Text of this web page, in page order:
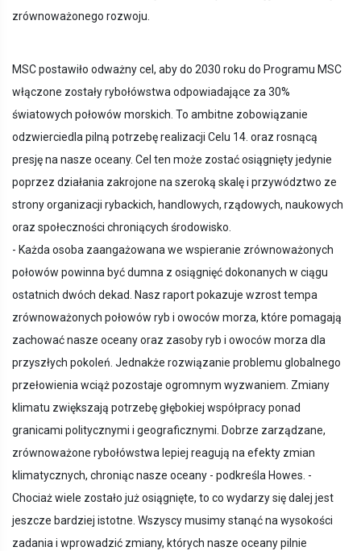
zrównoważonego rozwoju.
MSC postawiło odważny cel, aby do 2030 roku do Programu MSC
włączone zostały rybołówstwa odpowiadające za 30%
światowych połowów morskich. To ambitne zobowiązanie
odzwierciedla pilną potrzebę realizacji Celu 14. oraz rosnącą
presję na nasze oceany. Cel ten może zostać osiągnięty jedynie
poprzez działania zakrojone na szeroką skalę i przywództwo ze
strony organizacji rybackich, handlowych, rządowych, naukowych
oraz społeczności chroniących środowisko.
- Każda osoba zaangażowana we wspieranie zrównoważonych
połowów powinna być dumna z osiągnięć dokonanych w ciągu
ostatnich dwóch dekad. Nasz raport pokazuje wzrost tempa
zrównoważonych połowów ryb i owoców morza, które pomagają
zachować nasze oceany oraz zasoby ryb i owoców morza dla
przyszłych pokoleń. Jednakże rozwiązanie problemu globalnego
przełowienia wciąż pozostaje ogromnym wyzwaniem. Zmiany
klimatu zwiększają potrzebę głębokiej współpracy ponad
granicami politycznymi i geograficznymi. Dobrze zarządzane,
zrównoważone rybołówstwa lepiej reagują na efekty zmian
klimatycznych, chroniąc nasze oceany - podkreśla Howes. -
Chociaż wiele zostało już osiągnięte, to co wydarzy się dalej jest
jeszcze bardziej istotne. Wszyscy musimy stanąć na wysokości
zadania i wprowadzić zmiany, których nasze oceany pilnie